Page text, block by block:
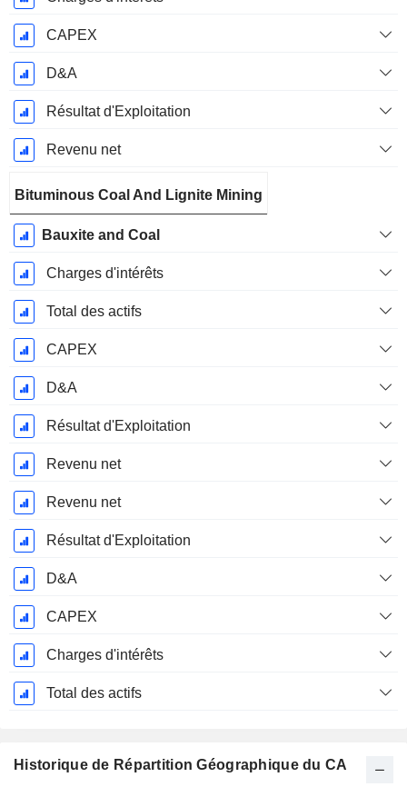
CAPEX
D&A
Résultat d'Exploitation
Revenu net
Bituminous Coal And Lignite Mining
Bauxite and Coal
Charges d'intérêts
Total des actifs
CAPEX
D&A
Résultat d'Exploitation
Revenu net
Revenu net
Résultat d'Exploitation
D&A
CAPEX
Charges d'intérêts
Total des actifs
Historique de Répartition Géographique du CA